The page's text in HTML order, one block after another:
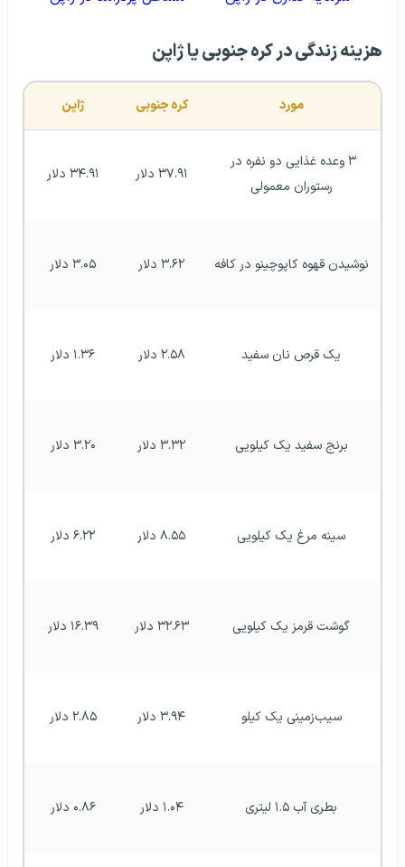
هزینه زندگی در کره جنوبی یا ژاپن
مورد کره جنوبی ژاپن
رستوران معمولی
۳۷.۹۱ دلار ۳۴.۹۱ دلار
نوشیدن قهوه کاپوچینو در کافه ۳.۶۲ دلار ۳.۰۵ دلار
یک قرص نان سفید ۲.۵۸ دلار ۱.۳۶ دلار
برنج سفید یک کیلویی ۳.۳۲ دلار ۳.۲۰ دلار
سینه مرغ یک کیلویی ۸.۵۵ دلار ۶.۲۲ دلار
گوشت قرمز یک کیلویی ۳۲.۶۳ دلار ۱۶.۳۹ دلار
سیب‌زمینی یک کیلو ۳.۹۴ دلار ۲.۸۵ دلار
بطری آب ۱.۵ لیتری ۱.۰۴ دلار ۰.۸۶ دلار